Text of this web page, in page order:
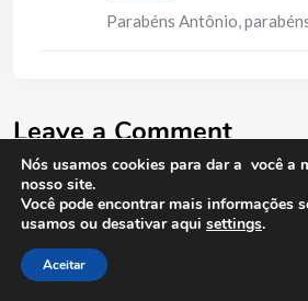
Parabéns Antônio,
Leave a Comment
O seu endereço de e-mail não será
Nós usamos cookies para dar a você a
nosso site.
Você pode encontrar mais informações
usamos ou desativar aqui settings.
Aceitar